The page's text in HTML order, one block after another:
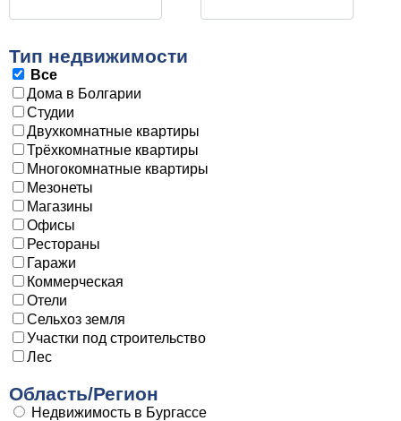
Тип недвижимости
Все
Дома в Болгарии
Студии
Двухкомнатные квартиры
Трёхкомнатные квартиры
Многокомнатные квартиры
Мезонеты
Магазины
Офисы
Рестораны
Гаражи
Коммерческая
Oтели
Сельхоз земля
Участки под строительство
Лес
Область/Регион
Недвижимость в Бургассе